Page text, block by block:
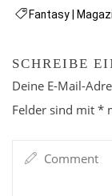
Fantasy
SCHREIBE
Deine E-Mail-
Felder sind mit*